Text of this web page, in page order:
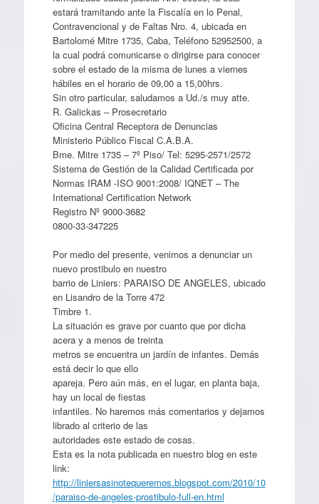
estará tramitando ante la Fiscalía en lo Penal,
Contravencional y de Faltas Nro. 4, ubicada en
Bartolomé Mitre 1735, Caba, Teléfono 52952500, a
la cual podrá comunicarse o dirigirse para conocer
sobre el estado de la misma de lunes a viernes
hábiles en el horario de 09,00 a 15,00hrs.
Sin otro particular, saludamos a Ud./s muy atte.
R. Galickas – Prosecretario
Oficina Central Receptora de Denuncias
Ministerio Público Fiscal C.A.B.A.
Bme. Mitre 1735 – 7º Piso/ Tel: 5295-2571/2572
Sistema de Gestión de la Calidad Certificada por
Normas IRAM -ISO 9001:2008/ IQNET – The
International Certification Network
Registro Nº 9000-3682
0800-33-347225
Por medio del presente, venimos a denunciar un
nuevo prostibulo en nuestro
barrio de Liniers: PARAISO DE ANGELES, ubicado
en Lisandro de la Torre 472
Timbre 1.
La situación es grave por cuanto que por dicha
acera y a menos de treinta
metros se encuentra un jardín de infantes. Demás
está decir lo que ello
apareja. Pero aún más, en el lugar, en planta baja,
hay un local de fiestas
infantiles. No haremos más comentarios y dejamos
librado al criterio de las
autoridades este estado de cosas.
Esta es la nota publicada en nuestro blog en este
link:
http://liniersasinotequeremos.blogspot.com/2010/10
/paraiso-de-angeles-prostibulo-full-en.html